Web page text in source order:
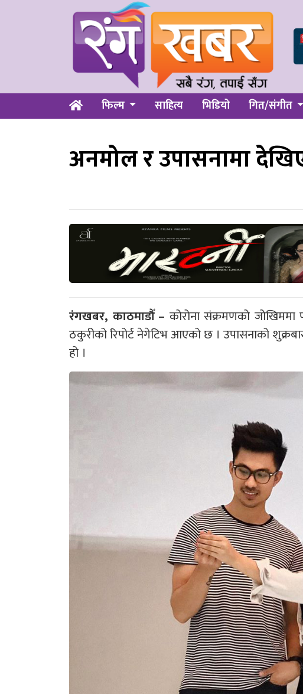
फिल्म साहित्य भिडियो गित/संगीत
अनमोल र उपासनामा
रंगखबर, काठमाडौँ – कोरोना संक्रमणको
ठकुरीको रिपोर्ट नेगेटिभ आएको छ । उपासनाको
हो ।